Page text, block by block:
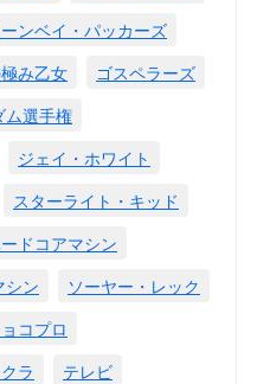
ンベイ・パッカーズ
み乙女
ゴスペラーズ
ム選手権
ジェイ・ホワイト
スターライト・キッド
ドコアマシン
シン
ソーヤー・レック
コプロ
ラ
テレビ